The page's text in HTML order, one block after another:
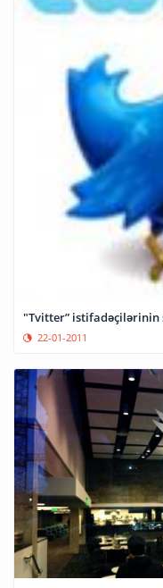
"Tvitter” istifadəçilərinin
22-01-2011